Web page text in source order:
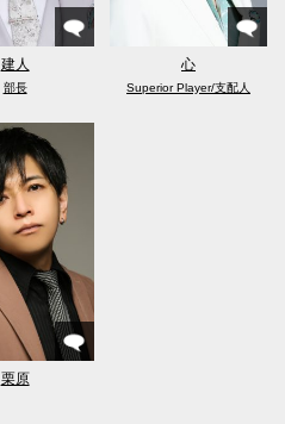
建人
部長
心
Superior Player/支配人
栗原